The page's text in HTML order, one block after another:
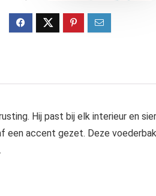
Hij past bij elk interieur en
accent gezet. Deze